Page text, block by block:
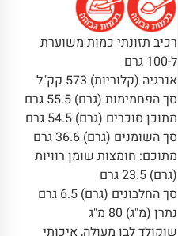
רכיב תזונתי כמות משוערת
ל-100 גרם
אנרגיה (קלוריות) 573 קק"ל
סך הפחמימות (גרם) 55.5 גרם
מתוכן סוכרים (גרם) 54.5 גרם
סך השומנים (גרם) 36.6 גרם
מתוכם: חומצות שומן רוויות
(גרם) 23.5 גרם
סך החלבונים (גרם) 6.5 גרם
נתרן (מ"ג) 80 מ"ג
שוקולד לבן מעולה, איכותי